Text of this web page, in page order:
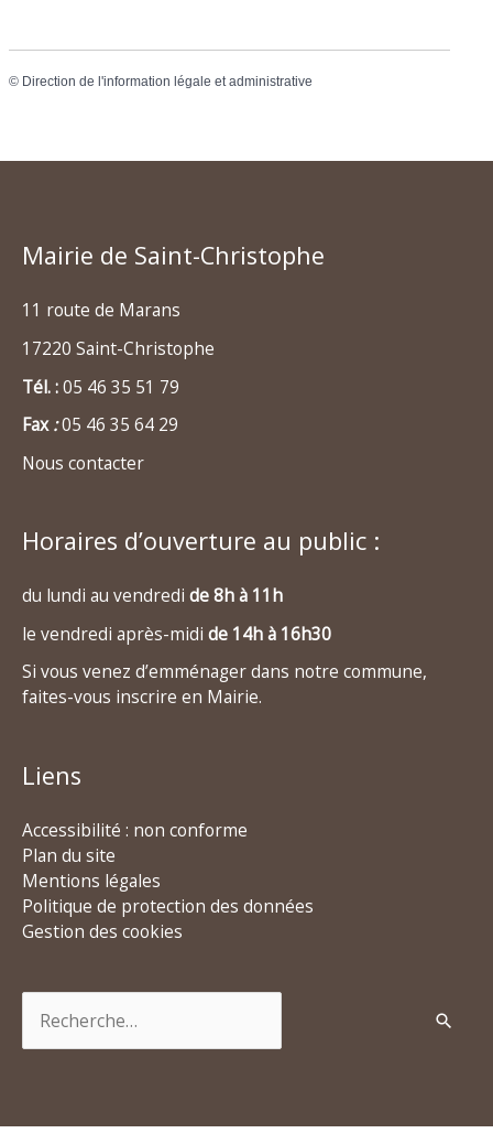
© Direction de l'information légale et administrative
Mairie de Saint-Christophe
11 route de Marans
17220 Saint-Christophe
Tél. :05 46 35 51 79
Fax:05 46 35 64 29
Nous contacter
Horaires d’ouverture au public :
du lundi au vendredi de 8h à 11h
le vendredi après-midi de 14h à 16h30
Si vous venez d’emménager dans notre commune,
faites-vous inscrire en Mairie.
Liens
Accessibilité : non conforme
Plan du site
Mentions légales
Politique de protection des données
Gestion des cookies